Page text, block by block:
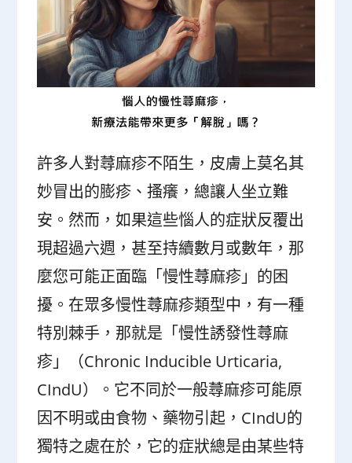
許多人對蕁麻疹不陌生，皮膚上莫名其
妙冒出的膨疹、搔癢，總讓人坐立難
安。然而，如果這些惱人的症狀反覆出
現超過六週，甚至持續數月或數年，那
麼您可能正面臨「慢性蕁麻疹」的困
擾。在眾多慢性蕁麻疹類型中，有一種
特別棘手，那就是「慢性誘發性蕁麻
疹」（Chronic Inducible Urticaria,
CIndU）。它不同於一般蕁麻疹可能原
因不明或由食物、藥物引起，CIndU的
獨特之處在於，它的症狀總是由某些特